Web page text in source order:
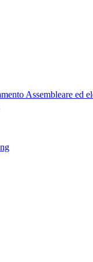
Assembleare ed